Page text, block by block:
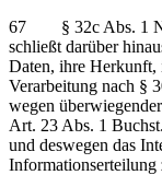
67 § 32c Abs. 1 Nr.
schließt darüber
Daten, ihre Herkunft,
Verarbeitung nach §
wegen
Art. 23 Abs. 1
und deswegen das
Informationserteilung